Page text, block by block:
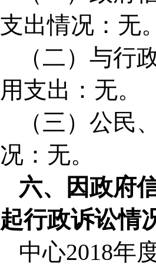
支出情况：无
（二）与行
用支出：无。
（三）公民
况：无。
六、因政府
起行政诉讼情
中心2018年